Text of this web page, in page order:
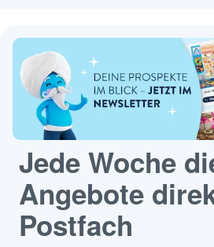
Jede Woche
Angebote
Postfach